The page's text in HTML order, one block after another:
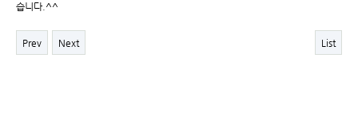
습니다.^^
Prev Next List